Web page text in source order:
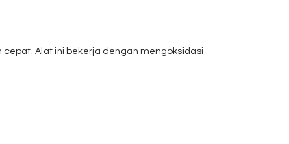
Alat ini bekerja dengan mengoksidasi